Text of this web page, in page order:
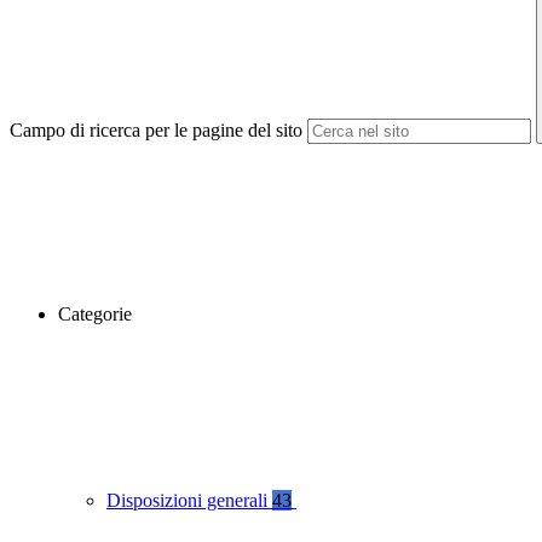
Campo di ricerca per le pagine del sito
Categorie
Disposizioni generali 43